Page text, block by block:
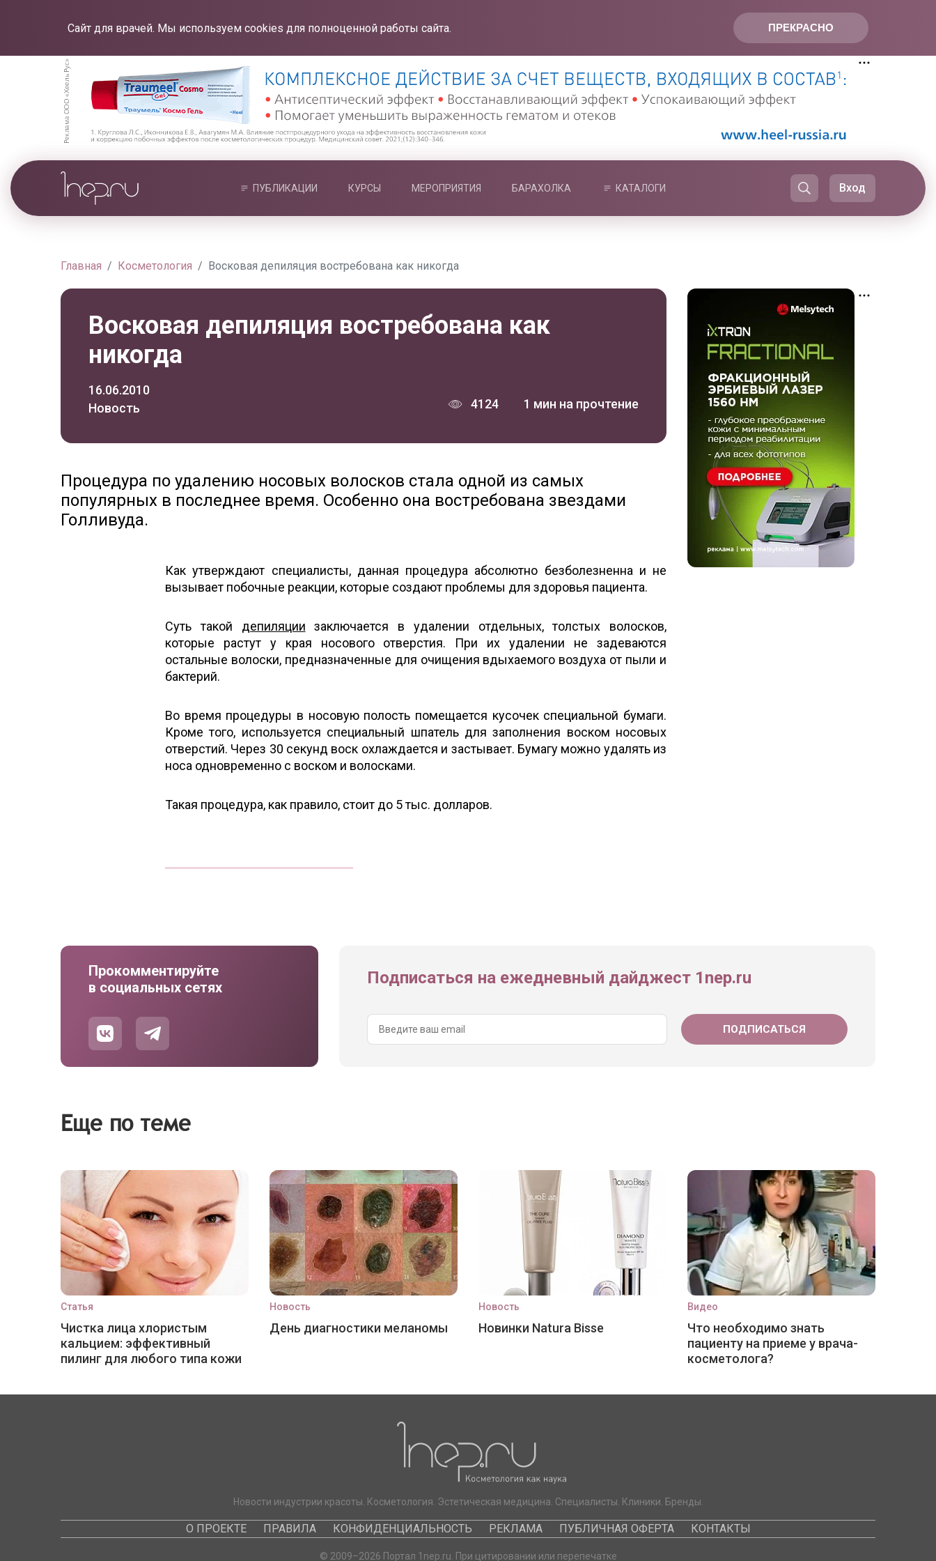
ПРЕКРАСНО
Сайт для врачей. Мы используем cookies для полноценной работы сайта.
ПУБЛИКАЦИИ КУРСЫ МЕРОПРИЯТИЯ БАРАХОЛКА КАТАЛОГИ Вход
Главная Косметология Восковая депиляция востребована как никогда
Восковая депиляция востребована как
никогда
16.06.2010
Новость
4124 1 мин на прочтение
Процедура по удалению носовых волосков стала одной из самых
популярных в последнее время. Особенно она востребована звездами
Голливуда.
Как утверждают специалисты, данная процедура абсолютно безболезненна и не
вызывает побочные реакции, которые создают проблемы для здоровья пациента.
Суть такой депиляции заключается в удалении отдельных, толстых волосков,
которые растут у края носового отверстия. При их удалении не задеваются
остальные волоски, предназначенные для очищения вдыхаемого воздуха от пыли и
бактерий.
Во время процедуры в носовую полость помещается кусочек специальной бумаги.
Кроме того, используется специальный шпатель для заполнения воском носовых
отверстий. Через 30 секунд воск охлаждается и застывает. Бумагу можно удалять из
носа одновременно с воском и волосками.
Такая процедура, как правило, стоит до 5 тыс. долларов.
Прокомментируйте
в социальных сетях
Подписаться на ежедневный дайджест 1nep.ru
Еще по теме
Статья
Чистка лица хлористым
кальцием: эффективный
пилинг для любого типа кожи
Новость
День диагностики меланомы
Новость
Новинки Natura Bisse
Видео
Что необходимо знать
пациенту на приеме у врача-
косметолога?
Новости индустрии красоты. Косметология. Эстетическая медицина. Специалисты. Клиники. Бренды.
О ПРОЕКТЕ ПРАВИЛА КОНФИДЕНЦИАЛЬНОСТЬ РЕКЛАМА ПУБЛИЧНАЯ ОФЕРТА КОНТАКТЫ
© 2009–2026 Портал 1nep.ru. При цитировании или перепечатке